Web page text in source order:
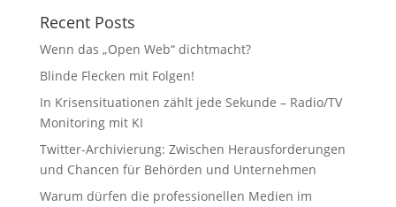
Recent Posts
Wenn das „Open Web“ dichtmacht?
Blinde Flecken mit Folgen!
In Krisensituationen zählt jede Sekunde – Radio/TV
Monitoring mit KI
Twitter-Archivierung: Zwischen Herausforderungen
und Chancen für Behörden und Unternehmen
Warum dürfen die professionellen Medien im